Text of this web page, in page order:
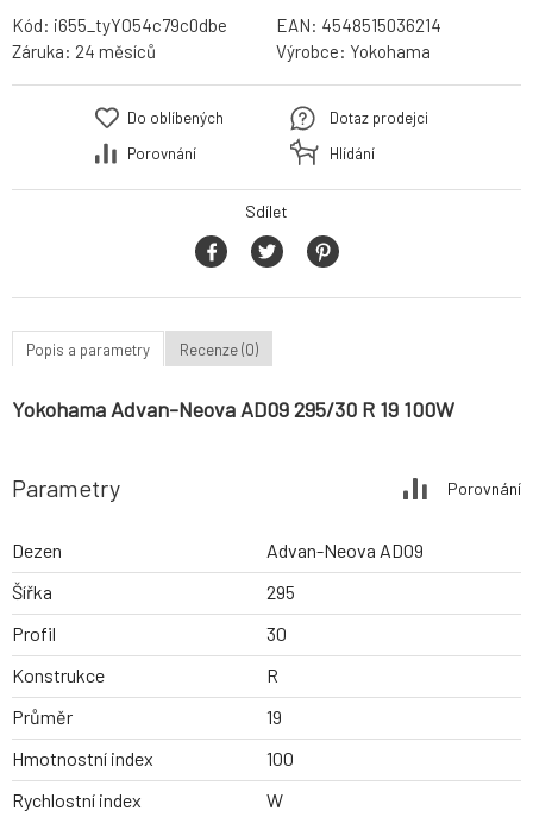
Kód: i655_tyYO54c79c0dbe EAN: 4548515036214
Záruka: 24 měsíců Výrobce: Yokohama
Do oblíbených
Porovnání
Dotaz prodejci
Hlídání
Sdílet
Popis a parametry Recenze (0)
Yokohama Advan-Neova AD09 295/30 R 19 100W
Parametry Porovnání
Dezen
Advan-Neova AD09
Šířka
295
Profil
30
Konstrukce
R
Průměr
19
Hmotnostní index
100
Rychlostní index
W